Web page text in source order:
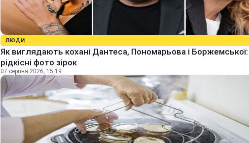
ЛЮДИ
Як виглядають кохані Дантеса, Пономарьова і Боржемської:
рідкісні фото зірок
07 серпня 2026, 15:19